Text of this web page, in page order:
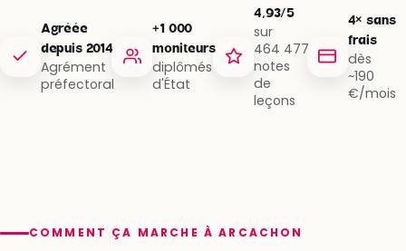
Agréée
depuis 2014
Agrément
préfectoral
+1 000
moniteurs
diplômés
d'État
4,93/5
sur
464 477
notes
de
leçons
4× sans
frais
dès
~190
€/mois
COMMENT ÇA MARCHE À ARCACHON